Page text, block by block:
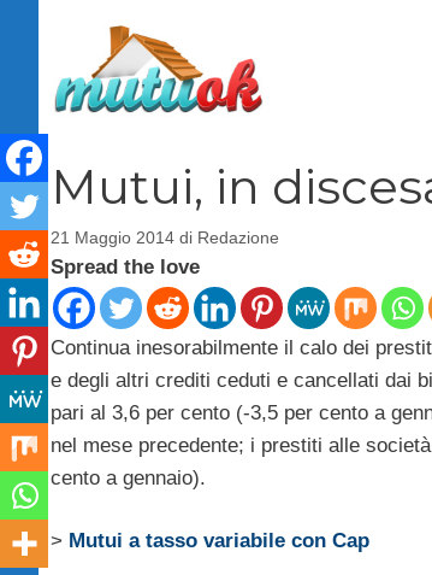
contenuto
Mutui, in
21 Maggio 2014 di Redazione
Spread the love
Continua inesorabilmente il calo dei
e degli altri crediti ceduti e cancellati dai
pari al 3,6 per cento (-3,5 per cento a
nel mese precedente; i prestiti alle
cento a gennaio).
> Mutui a tasso variabile con Cap